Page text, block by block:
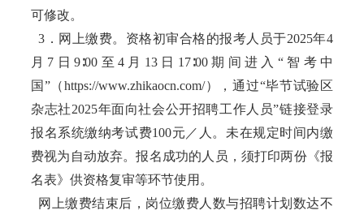
可修改。
3．网上缴费。资格初审合格的报考人员于2025年4
月7日9∶00至4月13日17∶00期间进入“智考中
国”（https://www.zhikaocn.com/），通过“毕节试验区
杂志社2025年面向社会公开招聘工作人员”链接登录
报名系统缴纳考试费100元／人。未在规定时间内缴
费视为自动放弃。报名成功的人员，须打印两份《报
名表》供资格复审等环节使用。
网上缴费结束后，岗位缴费人数与招聘计划数达不